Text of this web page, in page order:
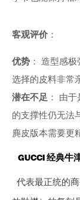
客观评价 ：
优势 ： 造型感
选择的皮料非常
潜在不足 ： 由
的支撑性仍无法
麂皮版本需要更
GUCCI 经典牛
代表最正统的